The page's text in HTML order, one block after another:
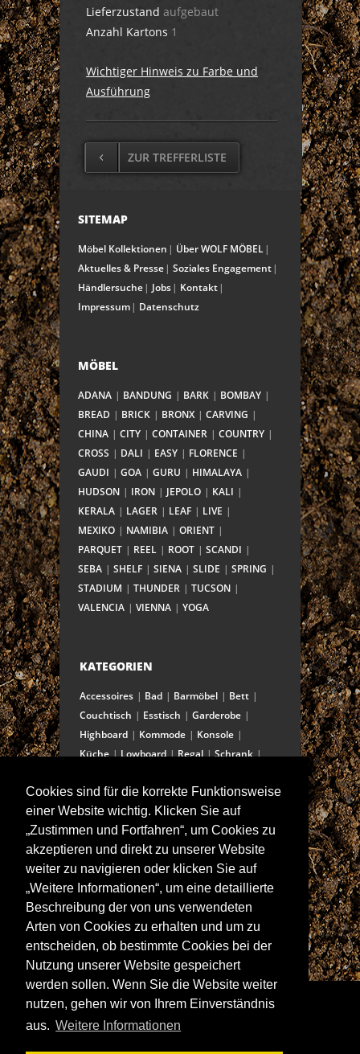
Cookies sind für die korrekte Funktionsweise
einer Website wichtig. Klicken Sie auf
„Zustimmen und Fortfahren“, um Cookies zu
akzeptieren und direkt zu unserer Website
weiter zu navigieren oder klicken Sie auf
„Weitere Informationen“, um eine detaillierte
Beschreibung der von uns verwendeten
Arten von Cookies zu erhalten und um zu
entscheiden, ob bestimmte Cookies bei der
Nutzung unserer Website gespeichert
werden sollen. Wenn Sie die Website weiter
nutzen, gehen wir von Ihrem Einverständnis
aus. Weitere Informationen
Lieferzustand aufgebaut
Anzahl Kartons 1
Wichtiger Hinweis zu Farbe und
Ausführung
ZUR TREFFERLISTE
SITEMAP
Möbel Kollektionen
Über WOLF MÖBEL
Aktuelles & Presse
Soziales Engagement
Händlersuche
Jobs
Kontakt
Impressum
Datenschutz
MÖBEL
ADANA BANDUNG BARK
BOMBAY
BREAD
BRICK BRONX
CARVING
CHINA
CITY CONTAINER
COUNTRY
CROSS
DALI EASY
FLORENCE
GAUDI
GOA GURU
HIMALAYA
HUDSON
IRON JEPOLO
KALI
KERALA
LAGER LEAF
LIVE
MEXIKO
NAMIBIA
ORIENT
PARQUET
REEL ROOT
SCANDI
SEBA
SHELF SIENA SLIDE
SPRING
STADIUM
THUNDER
TUCSON
VALENCIA
VIENNA YOGA
KATEGORIEN
Accessoires Bad Barmöbel
Bett
Couchtisch
Esstisch
Garderobe
Highboard
Kommode
Konsole
Küche
Lowboard Regal
Schrank
Stuhl/Bank
Truhe
Vitrine
Wohnwand
ANSCHRIFT
Spitalstraße 15
D-97421 Schweinfurt
Tel +49-9721 60555-60
Fax +49-9721 60555-99
E-Mail: info@wolf-moebel.de